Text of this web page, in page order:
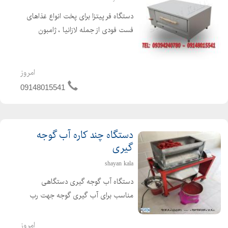
دستگاه فر پیتزا برای پخت انواع غذاهای
فست فودی از جمله لازانیا ، ژامبون
انواع مختلف صندوقی ، ریلی ، آجری ،امروز
09148015541
دستگاه چند کاره آب گوجه
گیری
shayan kala
دستگاه آب گوجه گیری دستگاهی
مناسب برای آب گیری گوجه جهت رب
آب آلوزرد برای لواشک و آب انار دانه شده